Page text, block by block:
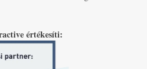
értékesíti: